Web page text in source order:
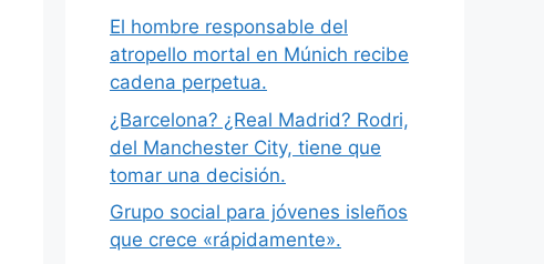
El hombre responsable del
atropello mortal en Múnich recibe
cadena perpetua.
¿Barcelona? ¿Real Madrid? Rodri,
del Manchester City, tiene que
tomar una decisión.
Grupo social para jóvenes isleños
que crece «rápidamente».